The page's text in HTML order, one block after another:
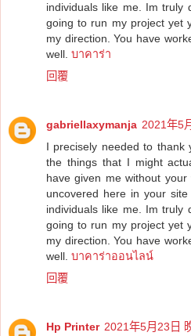
individuals like me. Im truly
going to run my project yet
my direction. You have
well. บาคาร่า
回覆
gabriellaxymanja 2021年5
I precisely needed to
the things that I might
have given me without
uncovered here in your
individuals like me. Im truly
going to run my project yet
my direction. You have
well. บาคาร่าออนไลน์
回覆
Hp Printer 2021年5月23日